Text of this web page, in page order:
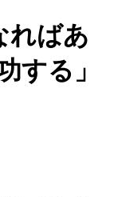
ればあ
する」